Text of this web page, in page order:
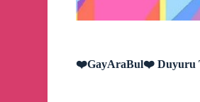
❤️GayAraBul❤️ Duyuru